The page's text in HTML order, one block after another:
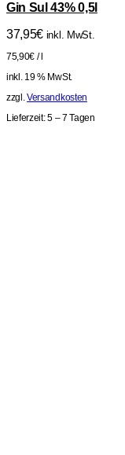
Gin Sul 43% 0,5l
37,95€ inkl. MwSt.
75,90€ /
inkl. 19 % MwSt.
zzgl.Versandkosten
Lieferzeit:5 – 7 Tagen